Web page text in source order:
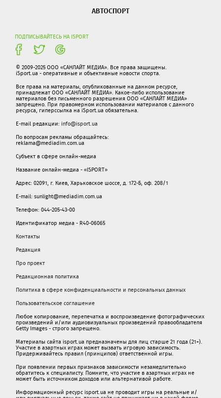
АВТОСПОРТ
ПОДПИСЫВАЙТЕСЬ НА ISPORT
© 2009-2025 ООО «САНЛАЙТ МЕДИА». Все права защищены.
iSport.ua - оперативные и объективные новости спорта.
Все права на материалы, опубликованные на данном ресурсе,
принадлежат ООО «САНЛАЙТ МЕДИА». Какое-либо использование
материалов без письменного разрешения ООО «САНЛАЙТ МЕДИА»
запрещено. При правомерном использовании материалов с данного
ресурса, гиперссылка на iSport.ua обязательна.
E-mail редакции: info@isport.ua
По вопросам рекламы обращайтесь:
reklama@mediadim.com.ua
Субъект в сфере онлайн-медиа
Название онлайн-медиа - «ISPORT»
Адрес: 02091, г. Киев, Харьковское шоссе, д. 172-Б, оф. 208/1
E-mail: sunlight@mediadim.com.ua
Телефон: 044-205-43-00
Идентификатор медиа - R40-06065
Контакты
Редакция
Про проект
Редакционная политика
Политика в сфере конфиденциальности и персональных данных
Пользовательское соглашение
Любое копирование, перепечатка и воспроизведение фотографических
произведений и/или аудиовизуальных произведений правообладателя
Getty Images - строго запрещено.
Материалы сайта isport.ua предназначены для лиц старше 21 года (21+).
Участие в азартных играх может вызвать игровую зависимость.
Придерживайтесь правил (принципов) ответственной игры.
При появлении первых признаков зависимости незамедлительно
обратитесь к специалисту. Помните, что участие в азартных играх не
может быть источником доходов или альтернативой работе.
Информационный ресурс isport.ua не проводит игры на реальные и/